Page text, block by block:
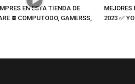
EN ESTA TIENDA DE
⛔ COMPUTODO, GAMERSS,
2023 ✅